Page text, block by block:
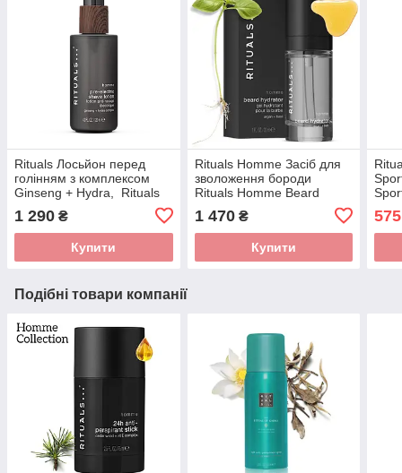
Rituals Лосьйон перед
голінням з комплексом
Ginseng + Hydra, Rituals
of Homme Shaving Lotion.
120 мл. Нідерланди
1 290 ₴
Купити
Rituals Homme Засіб для
зволоження бороди
Rituals Homme Beard
Нидерланды Об'єм: 30 мл
1 470₴
Купити
мл
575
Подібні товари компанії